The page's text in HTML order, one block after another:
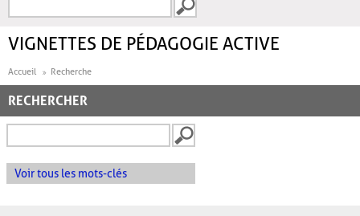
FORMULAIRE DE
VIGNETTES DE PÉDAGOGIE ACTIVE
Accueil Recherche
RECHERCHER
Voir tous les mots-clés